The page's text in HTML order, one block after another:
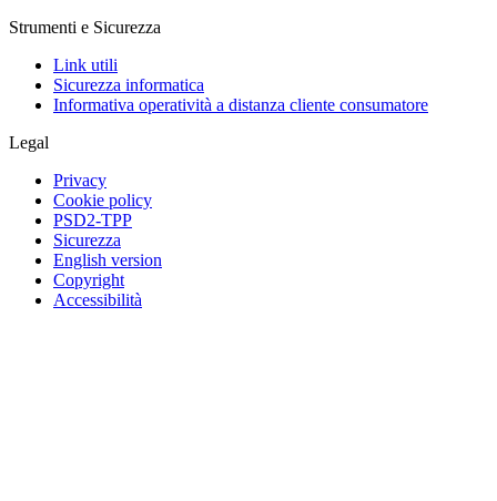
Strumenti e Sicurezza
Link utili
Sicurezza informatica
Informativa operatività a distanza cliente consumatore
Legal
Privacy
Cookie policy
PSD2-TPP
Sicurezza
English version
Copyright
Accessibilità